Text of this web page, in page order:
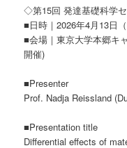
◇第15回 発達基礎科学
■日時｜2026年4月13日
■会場｜東京大学本郷キ
開催)
■Presenter
Prof. Nadja Reissland
■Presentation title
Differential effects of